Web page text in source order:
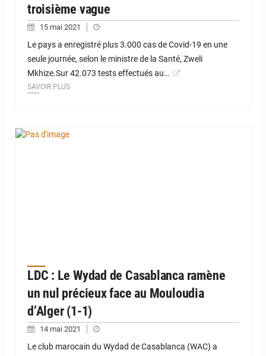
troisième vague
15 mai 2021
Le pays a enregistré plus 3.000 cas de Covid-19 en une
seule journée, selon le ministre de la Santé, Zweli
Mkhize.Sur 42.073 tests effectués au…
SAVOIR PLUS
LDC : Le Wydad de Casablanca ramène
un nul précieux face au Mouloudia
d’Alger (1-1)
14 mai 2021
Le club marocain du Wydad de Casablanca (WAC) a